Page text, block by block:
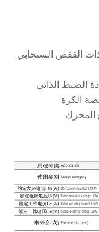
ذات القفص السنجابي
الضبط الذاتي
الكرة
المحرك